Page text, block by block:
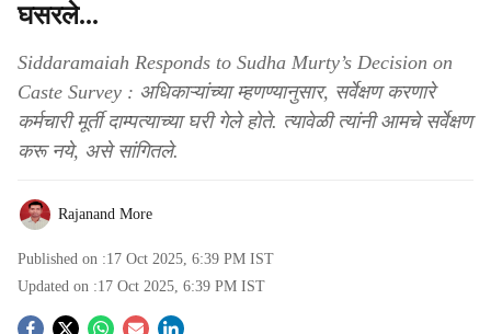
घसरले...
Siddaramaiah Responds to Sudha Murty’s Decision on
Caste Survey : अधिकाऱ्यांच्या म्हणण्यानुसार, सर्वेक्षण करणारे
कर्मचारी मूर्ती दाम्पत्याच्या घरी गेले होते. त्यावेळी त्यांनी आमचे सर्वेक्षण
करू नये, असे सांगितले.
Rajanand More
Published on :17 Oct 2025, 6:39 PM IST
Updated on :17 Oct 2025, 6:39 PM IST